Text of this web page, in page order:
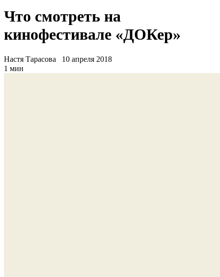
Что смотреть на
кинофестивале «ДОКер»
Настя Тарасова
10 апреля 2018
1 мин